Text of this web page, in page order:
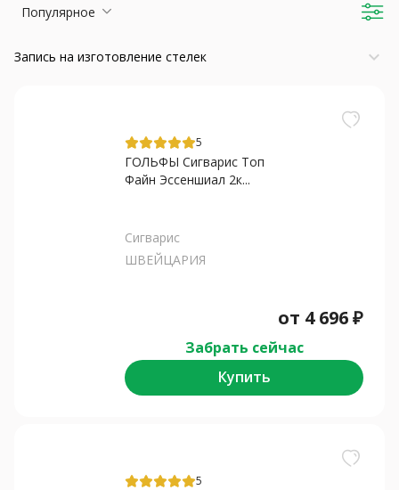
Популярное
Запись на изготовление стелек keyboard_arrow_down
5
ГОЛЬФЫ Сигварис Топ
Файн Эссеншиал 2к...
Сигварис
ШВЕЙЦАРИЯ
от 4 696₽
Забрать сейчас
Купить
5